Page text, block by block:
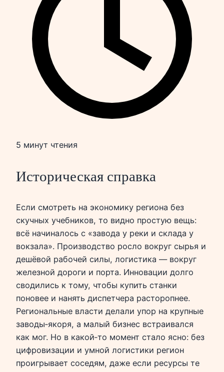
5 минут чтения
Историческая справка
Если смотреть на экономику региона без
скучных учебников, то видно простую вещь:
всё начиналось с «завода у реки и склада у
вокзала». Производство росло вокруг сырья и
дешёвой рабочей силы, логистика — вокруг
железной дороги и порта. Инновации долго
сводились к тому, чтобы купить станки
поновее и нанять диспетчера расторопнее.
Региональные власти делали упор на крупные
заводы‑якоря, а малый бизнес встраивался
как мог. Но в какой‑то момент стало ясно: без
цифровизации и умной логистики регион
проигрывает соседям, даже если ресурсы те